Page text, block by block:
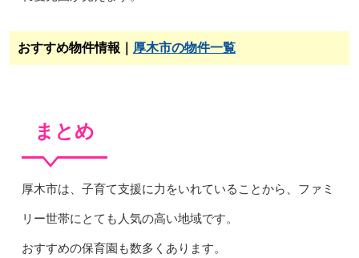
おすすめ物件情報｜ 厚木市の物件一覧
まとめ
厚木市は、子育て支援に力をいれていることから、ファミ
リー世帯にとても人気の高い地域です。
おすすめの保育園も数多くあります。